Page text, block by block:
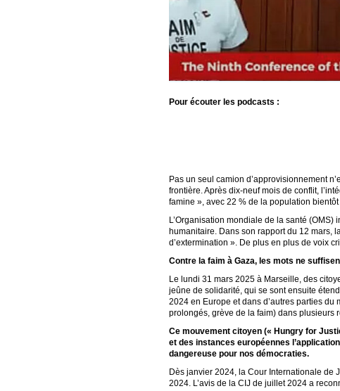
Pour écouter les podcasts :
Pas un seul camion d’approvisionnement
frontière. Après dix-neuf mois de conflit,
famine », avec 22 % de la population
L’Organisation mondiale de la santé
humanitaire. Dans son rapport du 12 mars,
d’extermination ». De plus en plus de voix
Contre la faim à Gaza, les mots ne
Le lundi 31 mars 2025 à Marseille, des
jeûne de solidarité, qui se sont ensuite
2024 en Europe et dans d’autres parties
prolongés, grève de la faim) dans plusieurs
Ce mouvement citoyen (« Hungry for
et des instances européennes
dangereuse pour nos démocraties.
Dès janvier 2024, la Cour Internationale de
2024. L’avis de la CIJ de juillet 2024 a